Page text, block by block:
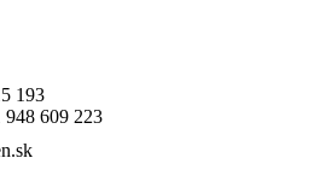
193
948 609 223